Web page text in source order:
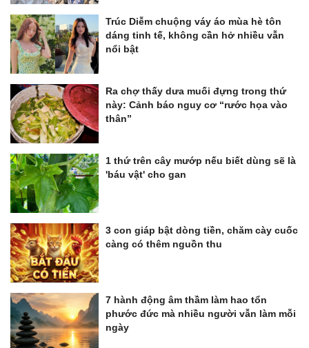
Trúc Diễm chuộng váy áo mùa hè tôn
dáng tinh tế, không cần hở nhiều vẫn
nổi bật
Ra chợ thấy dưa muối đựng trong thứ
này: Cảnh báo nguy cơ “rước họa vào
thân”
1 thứ trên cây mướp nếu biết dùng sẽ là
'báu vật' cho gan
3 con giáp bật dòng tiền, chăm cày cuốc
càng có thêm nguồn thu
7 hành động âm thầm làm hao tổn
phước đức mà nhiều người vẫn làm mỗi
ngày